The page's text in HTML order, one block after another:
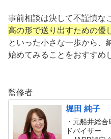
事前相談は決して不謹慎な
高の形で送り出すための優
といった小さな一歩から、
始めてみることをおすすめ
監修者
堀田 純子
・元船井総
ドバイザー